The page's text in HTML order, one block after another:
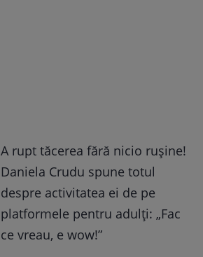
A rupt tăcerea fără nicio rușine!
Daniela Crudu spune totul
despre activitatea ei de pe
platformele pentru adulți: „Fac
ce vreau, e wow!”